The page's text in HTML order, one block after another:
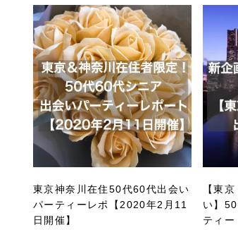
東京神奈川在住50代60代出会い
パーティーレポ【2020年2月11
日開催】
【東
い】
ティー